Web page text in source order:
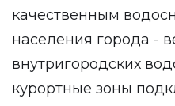
качественным
населения города -
внутригородских
курортные зоны